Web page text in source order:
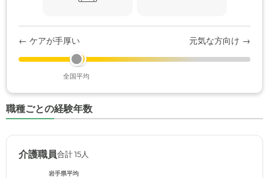
← ケアが手厚い 元気な方向け →
全国平均
職種ごとの経験年数
介護職員合計 15人
岩手県平均